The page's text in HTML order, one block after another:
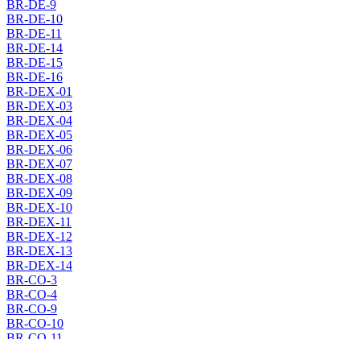
BR-DE-9
BR-DE-10
BR-DE-11
BR-DE-14
BR-DE-15
BR-DE-16
BR-DEX-01
BR-DEX-03
BR-DEX-04
BR-DEX-05
BR-DEX-06
BR-DEX-07
BR-DEX-08
BR-DEX-09
BR-DEX-10
BR-DEX-11
BR-DEX-12
BR-DEX-13
BR-DEX-14
BR-CO-3
BR-CO-4
BR-CO-9
BR-CO-10